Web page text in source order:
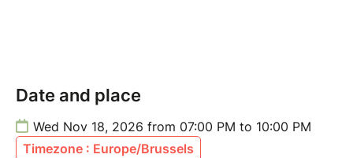
Date and place
Wed Nov 18, 2026 from 07:00 PM to 10:00 PM
Timezone : Europe/Brussels